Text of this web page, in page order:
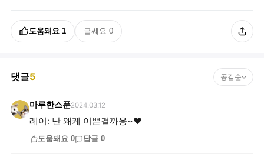
도움돼요 1 글쎄요 0
댓글5 공감순
마루한스푼2024.03.12
레이: 난 왜케 이쁜걸까옹~❤
도움돼요 0 답글 0